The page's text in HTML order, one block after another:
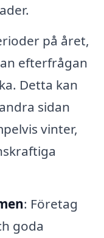
på året,
efterfrågan
Detta kan
sidan
vinter,
: Företag
goda